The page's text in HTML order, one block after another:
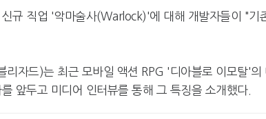
규 직업 '악마술사(Warlock)'에 대해 개발자들이 "기
리자드)는 최근 모바일 액션 RPG '디아블로 이모탈'
앞두고 미디어 인터뷰를 통해 그 특징을 소개했다.